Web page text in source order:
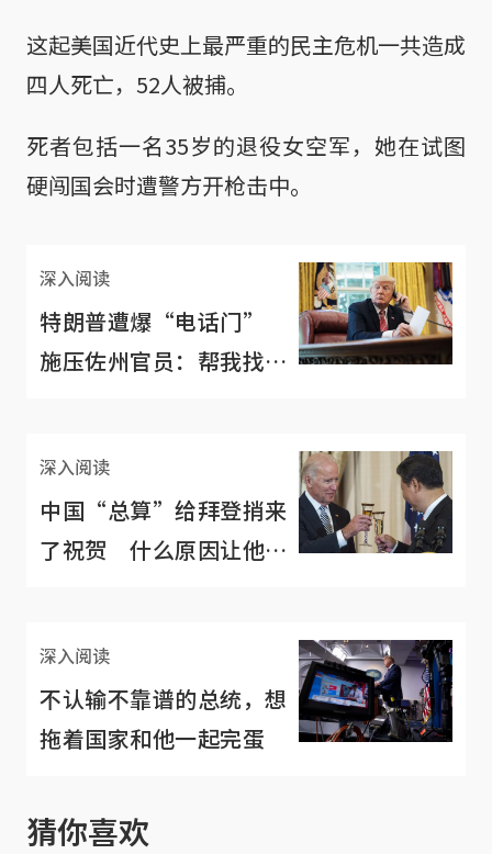
这起美国近代史上最严重的民主危机一共造成
四人死亡，52人被捕。
死者包括一名35岁的退役女空军，她在试图
硬闯国会时遭警方开枪击中。
深入阅读
特朗普遭爆“电话门”
施压佐州官员：帮我找出
深入阅读
中国“总算”给拜登捎来
了祝贺 什么原因让他们
深入阅读
不认输不靠谱的总统，想
拖着国家和他一起完蛋
猜你喜欢